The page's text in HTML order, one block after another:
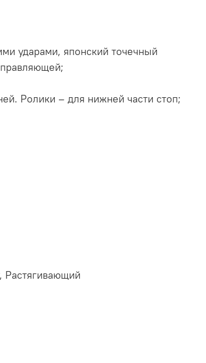
ударами, японский точечный
Ролики – для нижней части стоп;
Растягивающий